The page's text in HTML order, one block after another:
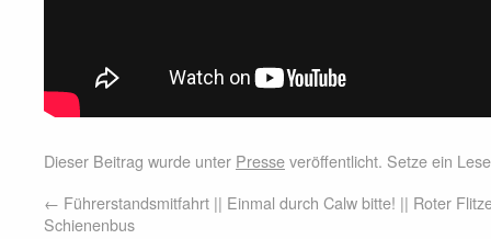
Dieser Beitrag wurde unter Presseveröffentlicht. Setze ein
← Führerstandsmitfahrt || Einmal durch Calw bitte! || Roter
Schienenbus